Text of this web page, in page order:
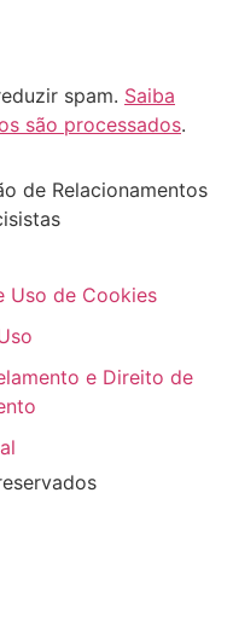
spam. Saiba
são processados.
de Relacionamentos
Uso de Cookies
e Direito de